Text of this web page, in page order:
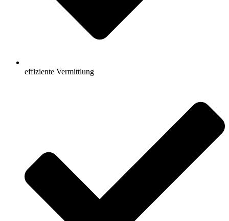
effiziente Vermittlung